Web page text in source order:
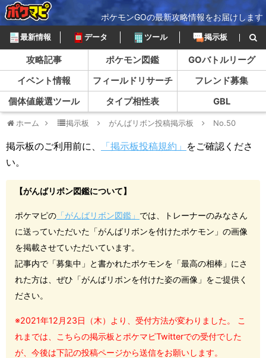
ポケモンGOの最新攻略情報をお届けします
最新情報 データ ツール 掲示板
攻略記事 ポケモン図鑑
GOバトルリーグ
イベント情報
フィールドリサーチ
フレンド募集
個体値厳選ツール
タイプ相性表 GBL
ホーム 掲示板 がんばリボン投稿掲示板 No.50
掲示板のご利用前に、 「掲示板投稿規約」 をご確認くださ
い。
【がんばリボン図鑑について】
ポケマピの 「がんばリボン図鑑」 では、トレーナーのみなさん
に送っていただいた「がんばリボンを付けたポケモン」の画像
を掲載させていただいています。
記事内で「募集中」と書かれたポケモンを「最高の相棒」にさ
れた方は、ぜひ「がんばリボンを付けた姿の画像」をご提供く
ださい。
※2021年12月23日（木）より、受付方法が変わりました。 こ
れまでは、こちらの掲示板とポケマピTwitterでの受付でした
が、今後は下記の投稿ページから送信をお願いします。